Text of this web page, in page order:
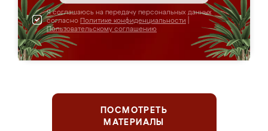
Я соглашаюсь на передачу персональных данных
согласно Политике конфиденциальности
Пользовательскому соглашению
ПОСМОТРЕТЬ
МАТЕРИАЛЫ